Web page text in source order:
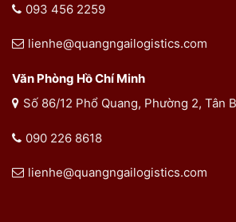
093 456 2259
lienhe@quangngailogistics.com
Văn Phòng Hồ Chí Minh
Số 86/12 Phổ Quang, Phường 2, Tân
090 226 8618
lienhe@quangngailogistics.com